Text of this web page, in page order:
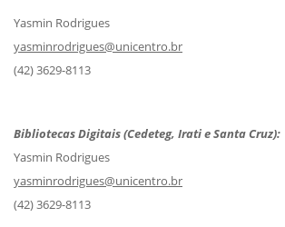
Yasmin Rodrigues
yasminrodrigues@unicentro.br
(42) 3629-8113
Bibliotecas Digitais (Cedeteg, Irati e Santa Cruz):
Yasmin Rodrigues
yasminrodrigues@unicentro.br
(42) 3629-8113